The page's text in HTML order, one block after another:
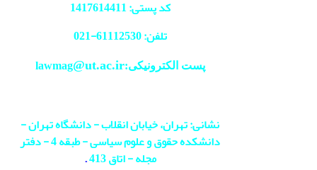
کد پستی: 1417614411
تلفن: 61112530-
021
پست الکترونیکی:lawmag@ut.ac.ir
نشانی: تهران، خیابان انقلاب - دانشگاه تهران -
دانشکده حقوق و علوم سیاسی - طبقه 4 - دفتر
مجله - اتاق 413
.